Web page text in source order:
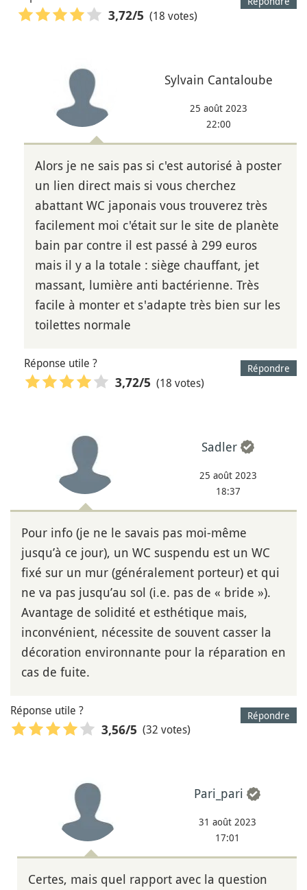
3,72/5 (18 votes)
Sylvain Cantaloube
25 août 2023
22:00
Alors je ne sais pas si c'est autorisé à poster
un lien direct mais si vous cherchez
abattant WC japonais vous trouverez très
facilement moi c'était sur le site de planète
bain par contre il est passé à 299 euros
mais il y a la totale : siège chauffant, jet
massant, lumière anti bactérienne. Très
facile à monter et s'adapte très bien sur les
toilettes normale
Répondre
Réponse utile ?
3,72/5 (18 votes)
Sadler
25 août 2023
18:37
Pour info (je ne le savais pas moi-même
jusqu’à ce jour), un WC suspendu est un WC
fixé sur un mur (généralement porteur) et qui
ne va pas jusqu’au sol (i.e. pas de « bride »).
Avantage de solidité et esthétique mais,
inconvénient, nécessite de souvent casser la
décoration environnante pour la réparation en
cas de fuite.
Répondre
Réponse utile ?
3,56/5 (32 votes)
Pari_pari
31 août 2023
17:01
Certes, mais quel rapport avec la question